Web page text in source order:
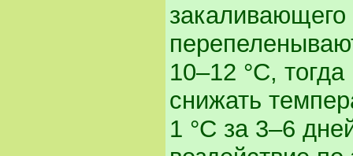
10–12 °С,
снижать
1 °С за 3–6